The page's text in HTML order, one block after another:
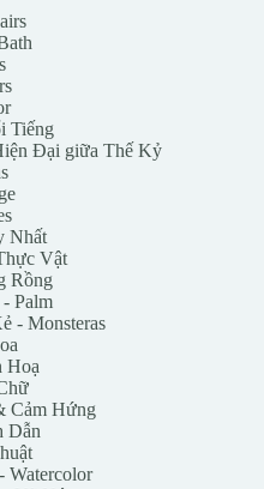
Tiếng
Đại giữa Thế Kỷ
Nhất
Vật
Rồng
Palm
- Monsteras
Hoạ
Cảm Hứng
Dẫn
Watercolor